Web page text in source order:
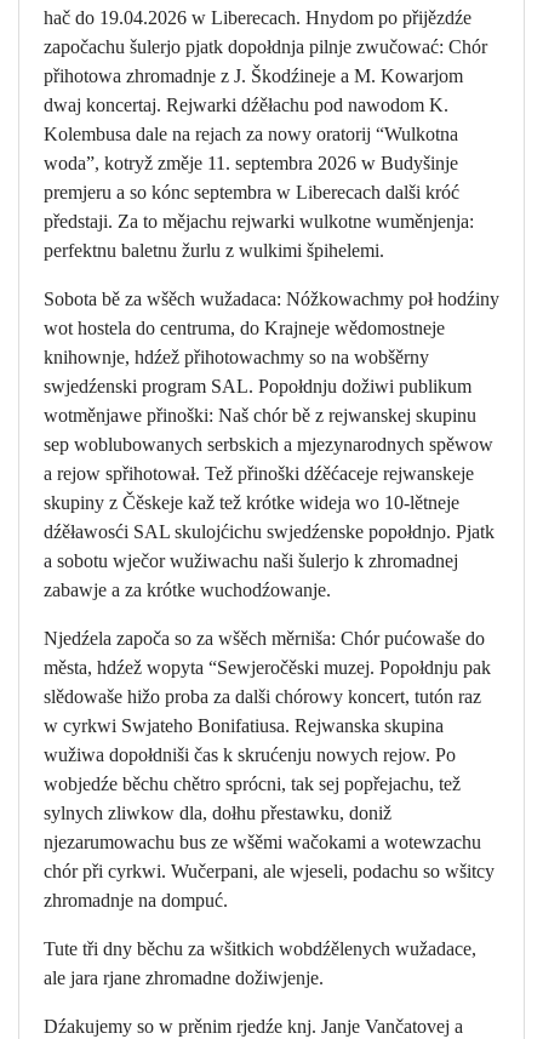
hač do 19.04.2026 w Liberecach. Hnydom po přijězdźe
započachu šulerjo pjatk dopołdnja pilnje zwučować: Chór
přihotowa zhromadnje z J. Škodźineje a M. Kowarjom
dwaj koncertaj. Rejwarki dźěłachu pod nawodom K.
Kolembusa dale na rejach za nowy oratorij “Wulkotna
woda”, kotryž změje 11. septembra 2026 w Budyšinje
premjeru a so kónc septembra w Liberecach dalši króć
předstaji. Za to mějachu rejwarki wulkotne wuměnjenja:
perfektnu baletnu žurlu z wulkimi špihelemi.
Sobota bě za wšěch wužadaca: Nóžkowachmy poł hodźiny
wot hostela do centruma, do Krajneje wědomostneje
knihownje, hdźež přihotowachmy so na wobšěrny
swjedźenski program SAL. Popołdnju dožiwi publikum
wotměnjawe přinoški: Naš chór bě z rejwanskej skupinu
sep woblubowanych serbskich a mjezynarodnych spěwow
a rejow spřihotował. Tež přinoški dźěćaceje rejwanskeje
skupiny z Čěskeje kaž tež krótke wideja wo 10-lětneje
dźěławosći SAL skulojćichu swjedźenske popołdnjo. Pjatk
a sobotu wječor wužiwachu naši šulerjo k zhromadnej
zabawje a za krótke wuchodźowanje.
Njedźela započa so za wšěch měrniša: Chór pućowaše do
města, hdźež wopyta “Sewjeročěski muzej. Popołdnju pak
slědowaše hižo proba za dalši chórowy koncert, tutón raz
w cyrkwi Swjateho Bonifatiusa. Rejwanska skupina
wužiwa dopołdniši čas k skrućenju nowych rejow. Po
wobjedźe běchu chětro sprócni, tak sej popřejachu, tež
sylnych zliwkow dla, dołhu přestawku, doniž
njezarumowachu bus ze wšěmi wačokami a wotewzachu
chór při cyrkwi. Wučerpani, ale wjeseli, podachu so wšitcy
zhromadnje na dompuć.
Tute tři dny běchu za wšitkich wobdźělenych wužadace,
ale jara rjane zhromadne dožiwjenje.
Dźakujemy so w prěnim rjedźe knj. Janje Vančatovej a